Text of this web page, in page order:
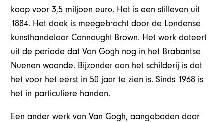
koop voor 3,5 miljoen euro. Het is een stilleven uit
1884. Het doek is meegebracht door de Londense
kunsthandelaar Connaught Brown. Het werk dateert
uit de periode dat Van Gogh nog in het Brabantse
Nuenen woonde. Bijzonder aan het schilderij is dat
het voor het eerst in 50 jaar te zien is. Sinds 1968 is
het in particuliere handen.
Een ander werk van Van Gogh, aangeboden door